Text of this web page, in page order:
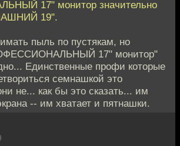
17" монитор значительно
19".
пыль по пустякам, но
17" монитор"
Единственные профи которые
семнашкой это
не... как бы это сказать... им
-- им хватает и пятнашки.